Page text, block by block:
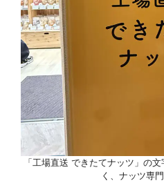
「工場直送 できたてナッツ」の
く、ナッツ専